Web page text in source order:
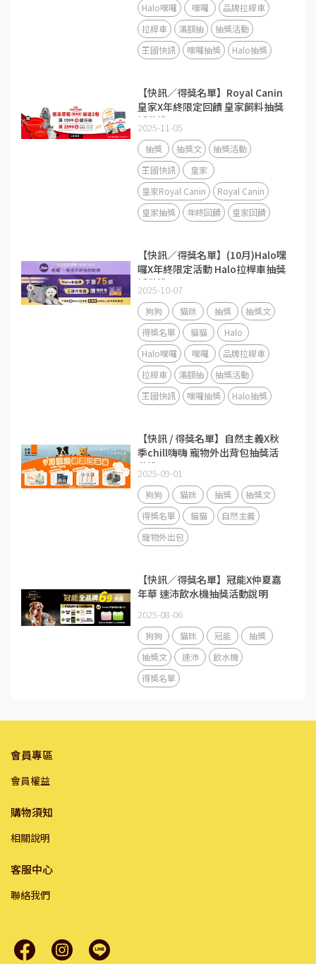
Halo嘿囉
嘿囉
品牌拉桿車
拉桿車
滿額抽
抽獎活動
王國快訊
嘿囉抽獎 Halo抽獎
【快訊／得獎名單】Royal Canin
皇家X年終限定回饋 皇家飼料抽獎
活動說明
2025-11-05
抽獎 抽獎文
抽獎活動
王國快訊
皇家
皇家Royal Canin
Royal Canin
皇家抽獎
年終回饋 皇家回饋
【快訊／得獎名單】(10月)Halo嘿
囉X年終限定活動 Halo拉桿車抽獎
活動說明
2025-10-07
狗狗 貓咪 抽獎
抽獎文
得獎名單
貓貓
Halo
Halo嘿囉
嘿囉
品牌拉桿車
拉桿車
滿額抽
抽獎活動
王國快訊
嘿囉抽獎 Halo抽獎
【快訊 / 得獎名單】自然主義X秋
季chill嗨嗨 寵物外出背包抽獎活
動說明
2025-09-01
狗狗 貓咪 抽獎
抽獎文
得獎名單
貓貓
自然主義
寵物外出包
【快訊／得獎名單】冠能X仲夏嘉
年華 速沛飲水機抽獎活動說明
2025-08-06
狗狗 貓咪 冠能
抽獎
抽獎文
速沛
飲水機
得獎名單
會員專區
會員權益
購物須知
相關說明
客服中心
聯絡我們